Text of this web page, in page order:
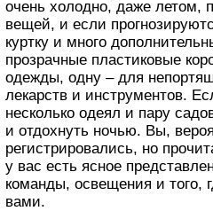
очень холодно, даже летом,
вещей, и если
куртку и много
прозрачные пластиковые
одежды, одну – для
лекарств и инструментов.
несколько одеял и пару
и отдохнуть ночью. Вы,
регистрировались, но
у вас есть ясное
команды, освещения и того,
вами.